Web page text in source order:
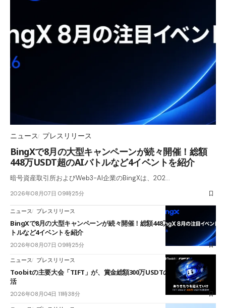
ニュース プレスリリース
BingXで8月の大型キャンペーンが続々開催！総額
448万USDT超のAIバトルなど4イベントを紹介
暗号資産取引所およびWeb3-AI企業のBingXは、202…
2026年08月07日 09時25分
ニュース プレスリリース
BingXで8月の大型キャンペーンが続々開催！総額448万USDT超のAIバ
トルなど4イベントを紹介
2026年08月07日 09時25分
ニュース プレスリリース
Toobitの主要大会「TIFT」が、賞金総額300万USDTのレースとして復
活
2026年08月04日 11時38分